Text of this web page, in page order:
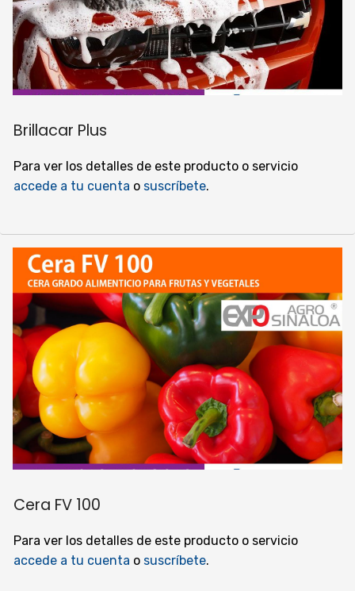
Brillacar Plus
Para ver los detalles de este producto o servicio
accede a tu cuenta o suscríbete.
Cera FV 100
Para ver los detalles de este producto o servicio
accede a tu cuenta o suscríbete.